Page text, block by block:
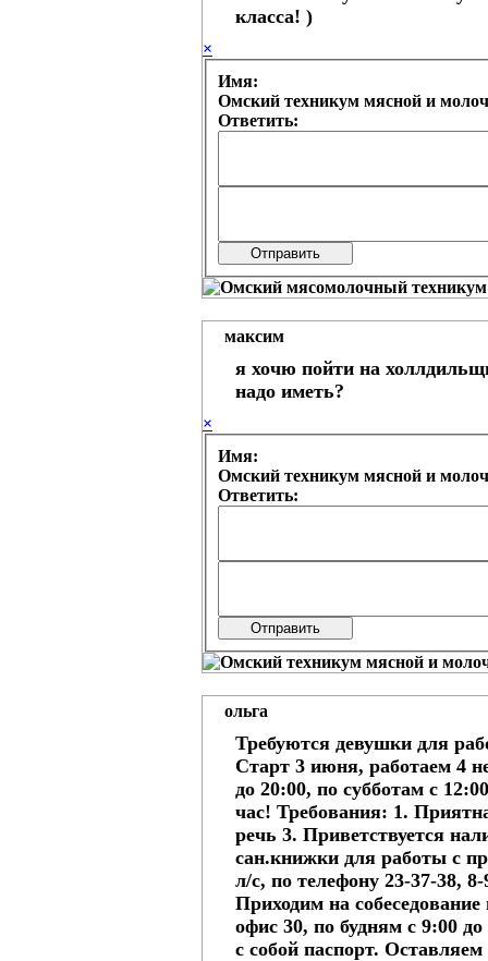
класса! )
×
Имя:
Омский техникум мясной и
Ответить:
максим
я хочю пойти на
надо иметь?
×
Имя:
Омский техникум мясной и
Ответить:
ольга
Требуются девушки для
Старт 3 июня, работаем 4
до 20:00, по субботам с
час! Требования: 1.
речь 3. Приветствуется
сан.книжки для работы с
л/с, по телефону 23-37-38,
Приходим на собеседование
офис 30, по будням с 9:00
с собой паспорт.